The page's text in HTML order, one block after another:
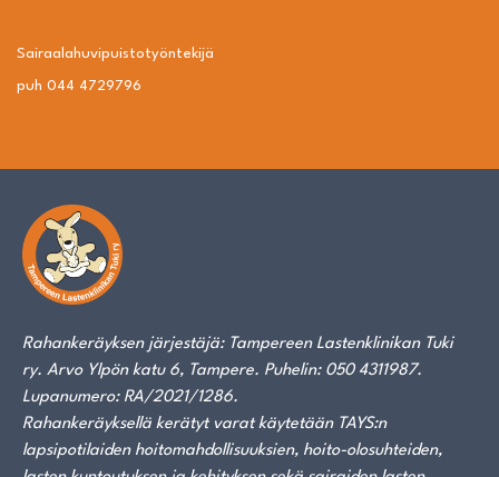
Sairaalahuvipuisto­työntekijä
puh 044 4729796
Rahankeräyksen järjestäjä: Tampereen Lastenklinikan Tuki
ry. Arvo Ylpön katu 6, Tampere. Puhelin: 050 4311987.
Lupanumero: RA/2021/1286.
Rahankeräyksellä kerätyt varat käytetään TAYS:n
lapsipotilaiden hoitomahdollisuuksien, hoito-olosuhteiden,